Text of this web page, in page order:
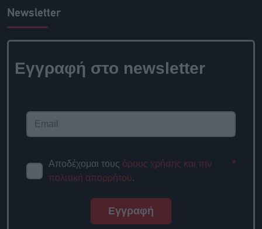
Newsletter
Εγγραφή στο newsletter
Αποδέχομαι τους όρους χρήσης και την
πολιτική απορρήτου.
*
Εγγραφή